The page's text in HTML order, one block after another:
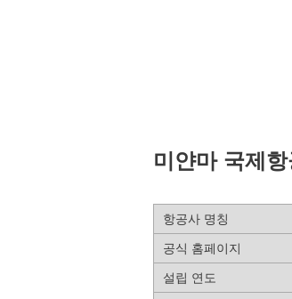
미얀마 국제
항공사 명칭
공식 홈페이지
설립 연도